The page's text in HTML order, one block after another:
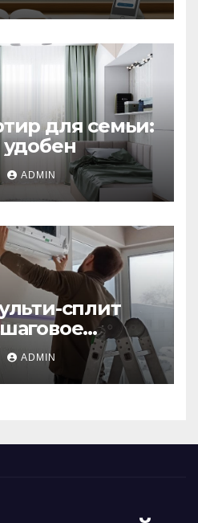
для семьи:
удобен
ADMIN
сплит
ADMIN